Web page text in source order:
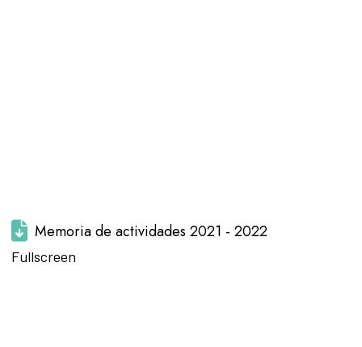
Memoria de actividades 2021 - 2022
Fullscreen
Saltar al
contenido